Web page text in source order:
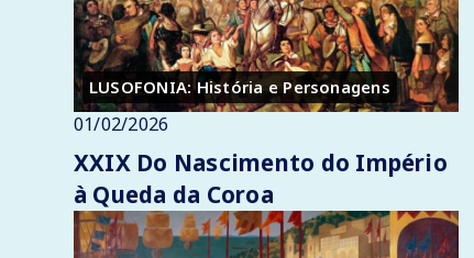
LUSOFONIA: História e Personagens
01/02/2026
XXIX Do Nascimento do Império
à Queda da Coroa